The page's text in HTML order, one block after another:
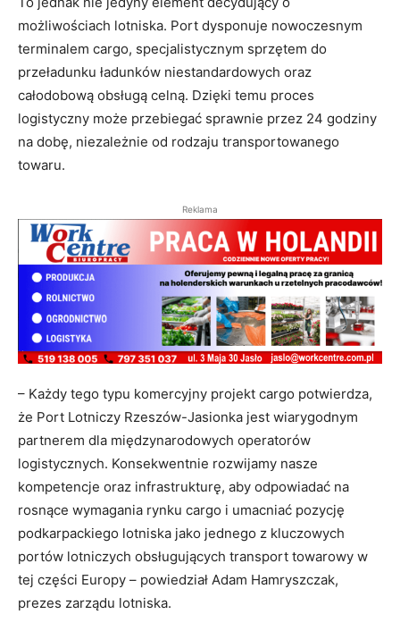
możliwościach lotniska. Port dysponuje nowoczesnym
terminalem cargo, specjalistycznym sprzętem do
przeładunku ładunków niestandardowych oraz
całodobową obsługą celną. Dzięki temu proces
logistyczny może przebiegać sprawnie przez 24 godziny
na dobę, niezależnie od rodzaju transportowanego
towaru.
Reklama
– Każdy tego typu komercyjny projekt cargo potwierdza,
że Port Lotniczy Rzeszów-Jasionka jest wiarygodnym
partnerem dla międzynarodowych operatorów
logistycznych. Konsekwentnie rozwijamy nasze
kompetencje oraz infrastrukturę, aby odpowiadać na
rosnące wymagania rynku cargo i umacniać pozycję
podkarpackiego lotniska jako jednego z kluczowych
portów lotniczych obsługujących transport towarowy w
tej części Europy – powiedział Adam Hamryszczak,
prezes zarządu lotniska.